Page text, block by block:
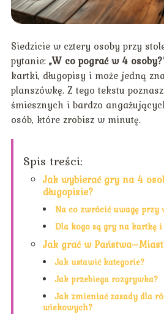
Siedzicie w cztery osoby przy
pytanie: „W co pograć w 4
kartki, długopisy i może jedną
planszówkę. Z tego tekstu
śmiesznych i bardzo
osób, które zrobisz w minutę.
Spis treści:
Jak wybierać gry na 4
długopisie?
Na co zwrócić uwagę przy
Dla kogo są gry na kartkę i
Jak grać w
Jak ustawić kategorie?
Jak przebiega rozgrywka?
Jak zmieniać zasady dla
wiekowych?